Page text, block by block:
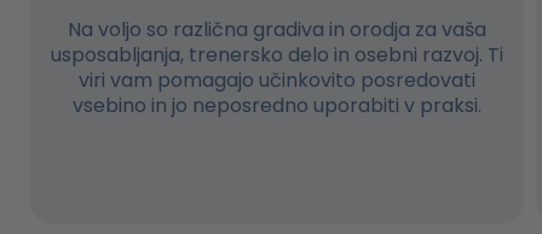
Na voljo so različna gradiva in orodja za vaša
usposabljanja, trenersko delo in osebni razvoj. Ti
viri vam pomagajo učinkovito posredovati
vsebino in jo neposredno uporabiti v praksi.